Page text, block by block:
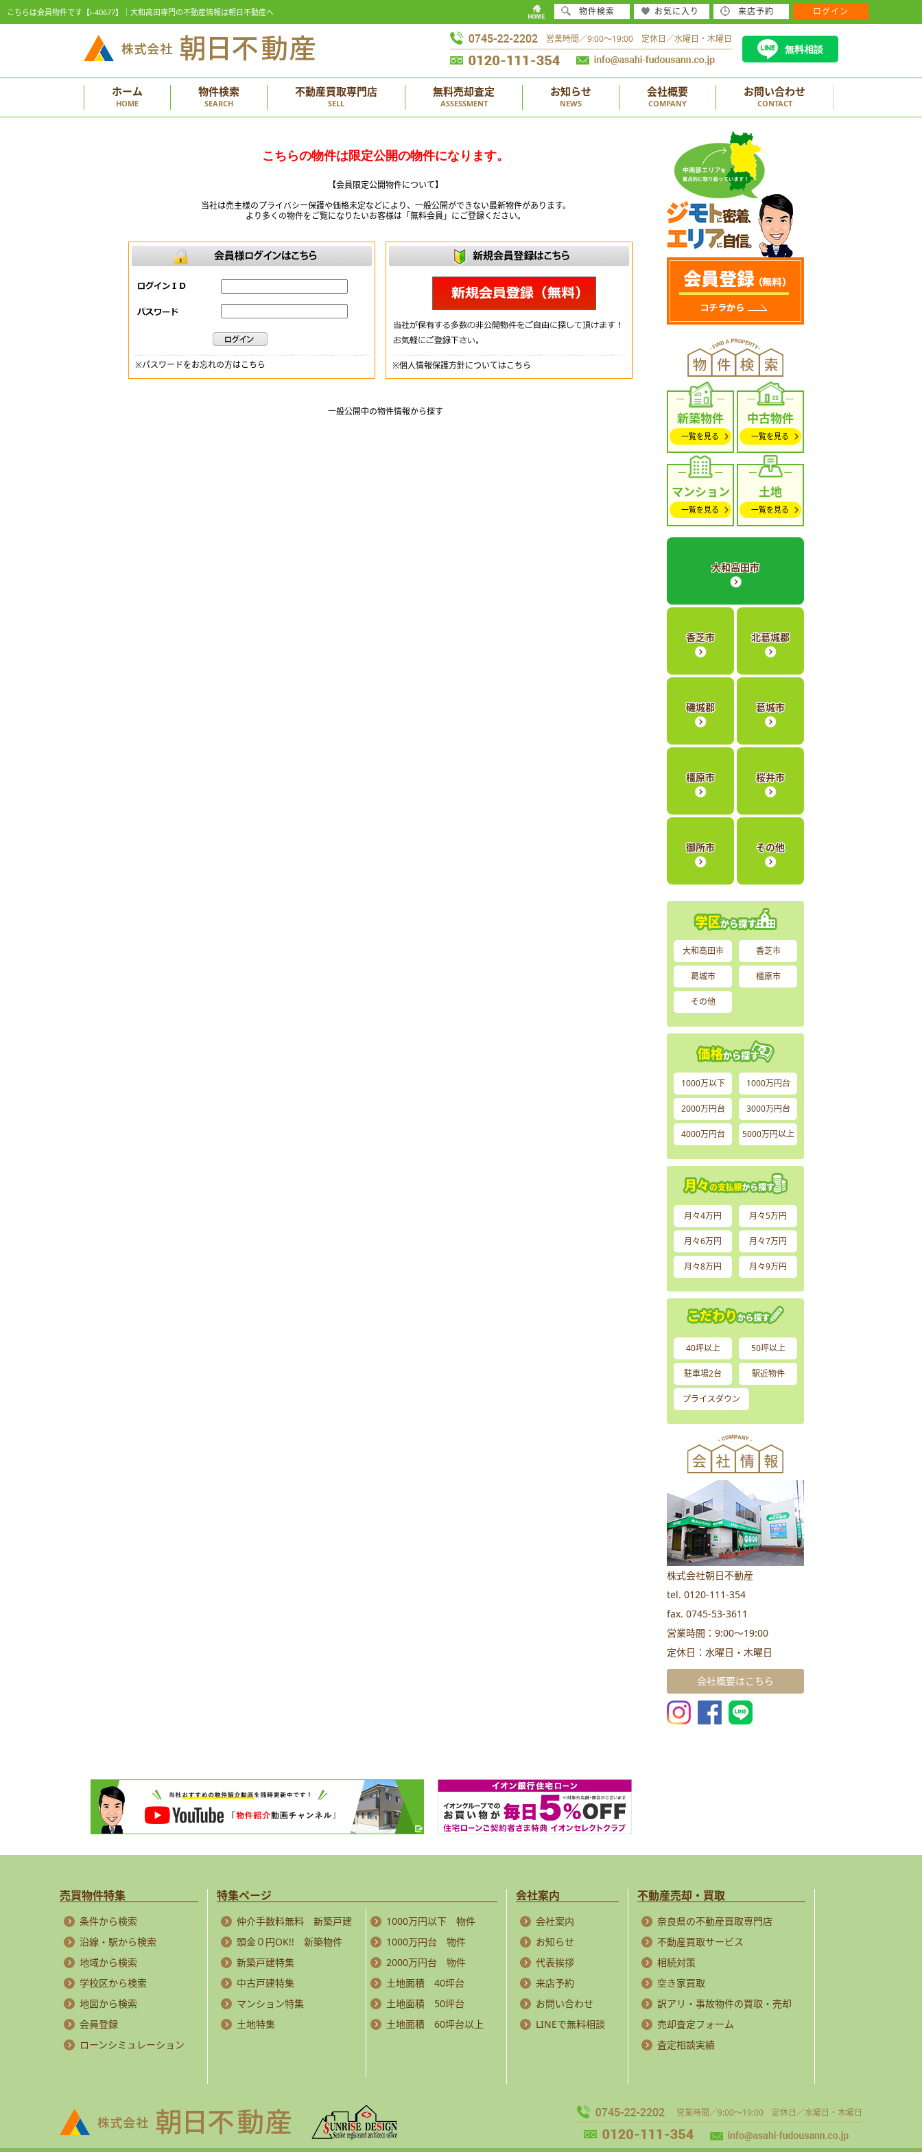
こちらは会員物件です【i-40677】｜大和高田専門の不動産情報は朝日不動産へ
営業時間／9:00～19:00 定休日／水曜日・木曜日
無料相談
ホーム
HOME
物件検索
SEARCH
不動産買取専門店
SELL
無料売却査定
ASSESSMENT
お知らせ
NEWS
会社概要
COMPANY
お問い合わせ
CONTACT
こちらの物件は限定公開の物件になります。
【会員限定公開物件について】
当社は売主様のプライバシー保護や価格未定などにより、一般公開ができない最新物件があります。
より多くの物件をご覧になりたいお客様は「無料会員」にご登録ください。
※パスワードをお忘れの方はこちら ※個人情報保護方針についてはこちら
一般公開中の物件情報から探す 新築物件
一覧を見る
中古物件
一覧を見る
マンション
一覧を見る
土地
一覧を見る
大和高田市
香芝市 北葛城郡
磯城郡 葛城市
橿原市 桜井市
御所市 その他
大和高田市 香芝市
葛城市 橿原市
その他
1000万以下 1000万円台
2000万円台 3000万円台
4000万円台 5000万円以上
月々4万円 月々5万円
月々6万円 月々7万円
月々8万円 月々9万円
40坪以上 50坪以上
駐車場2台 駅近物件
プライスダウン
株式会社朝日不動産
tel. 0120-111-354
fax. 0745-53-3611
営業時間：9:00～19:00
定休日：水曜日・木曜日
会社概要はこちら
売買物件特集
条件から検索
沿線・駅から検索
地域から検索
学校区から検索
地図から検索
会員登録
ローンシミュレーション
特集ページ
仲介手数料無料 新築戸建
頭金０円OK!! 新築物件
新築戸建特集
中古戸建特集
マンション特集
土地特集
1000万円以下 物件
1000万円台 物件
2000万円台 物件
土地面積 40坪台
土地面積 50坪台
土地面積 60坪台以上
会社案内
会社案内
お知らせ
代表挨拶
来店予約
お問い合わせ
LINEで無料相談
不動産売却・買取
奈良県の不動産買取専門店
不動産買取サービス
相続対策
空き家買取
訳アリ・事故物件の買取・売却
売却査定フォーム
査定相談実績
営業時間／9:00～19:00 定休日／水曜日・木曜日
物件検索 お気に入り 来店予約 ログイン